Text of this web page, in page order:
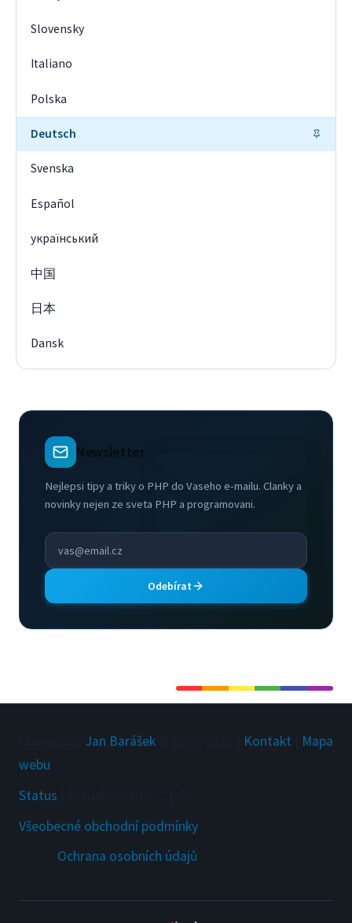
Slovensky
Italiano
Polska
Deutsch
Svenska
Español
український
中国
日本
Dansk
Newsletter
Nejlepsi tipy a triky o PHP do Vaseho e-mailu. Clanky a
novinky nejen ze sveta PHP a programovani.
Odebírat
Jan Barášek Kontakt
Mapa
webu
Status
Všeobecné obchodní podmínky
Ochrana osobních údajů